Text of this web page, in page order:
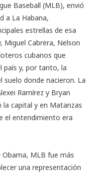
Baseball (MLB), envió
a La Habana,
estrellas de esa
Miguel Cabrera, Nelson
cubanos que
país y, por tanto, la
suelo donde nacieron. La
Ramírez y Bryan
la capital y en Matanzas
el entendimiento era
MLB fue más
una representación